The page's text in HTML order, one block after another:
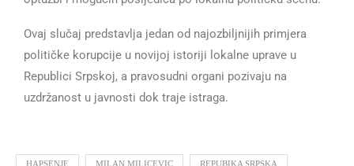
Ovaj slučaj predstavlja jedan od najozbiljnijih primjera
političke korupcije u novijoj istoriji lokalne uprave u
Republici Srpskoj, a pravosudni organi pozivaju na
uzdržanost u javnosti dok traje istraga.
HAPSENJE MILAN MILICEVIC REPUBIKA SRPSKA